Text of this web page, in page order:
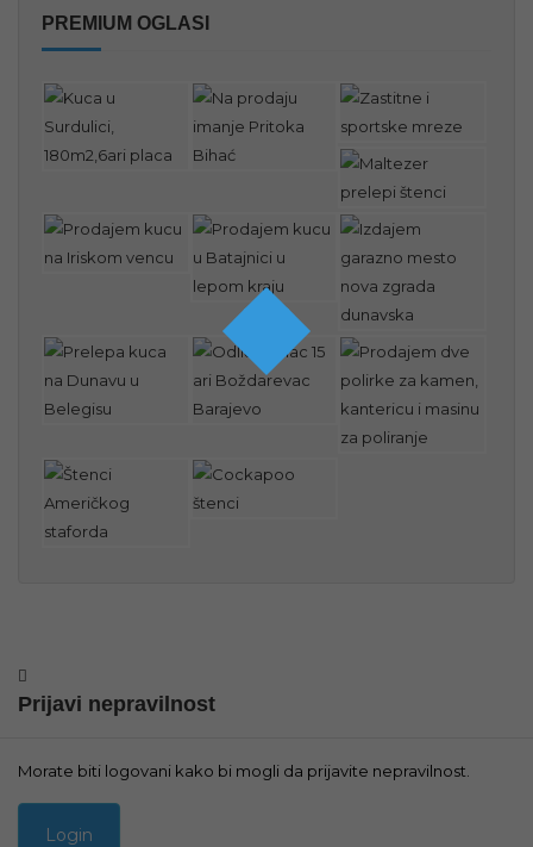
PREMIUM OGLASI
Prijavi nepravilnost
Morate biti logovani kako bi mogli da prijavite nepravilnost.